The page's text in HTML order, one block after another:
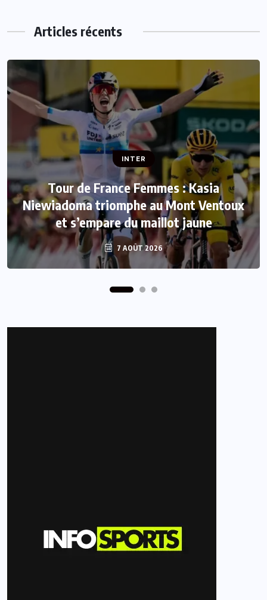
Articles récents
INTER
Tour de France Femmes : Kasia
Niewiadoma triomphe au Mont Ventoux
et s’empare du maillot jaune
7 AOÛT 2026
INTER
Mercato : Le FC Barcelone s’offre Rodri
pour 50 millions d’euros
7 AOÛT 2026